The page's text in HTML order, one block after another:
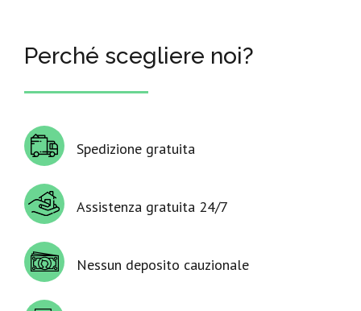
Perché scegliere noi?
Spedizione gratuita
Assistenza gratuita 24/7
Nessun deposito cauzionale